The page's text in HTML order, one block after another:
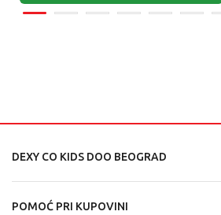
DEXY CO KIDS DOO BEOGRAD
POMOĆ PRI KUPOVINI